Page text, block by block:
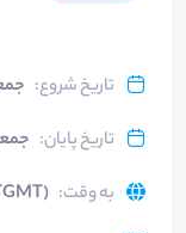
تاریخ شروع: جمعه ۸ خرداد
تاریخ پایان: جمعه ۸ خرداد ۱۴۰۵
به وقت: